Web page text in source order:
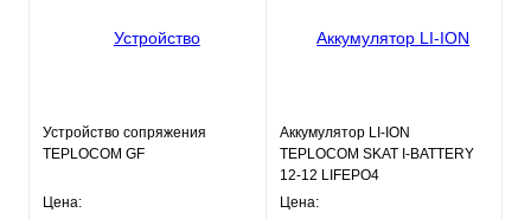
Устройство сопряжения
TEPLOCOM GF
Цена:
Аккумулятор LI-ION
TEPLOCOM SKAT I-BATTERY
12-12 LIFEPO4
Цена: